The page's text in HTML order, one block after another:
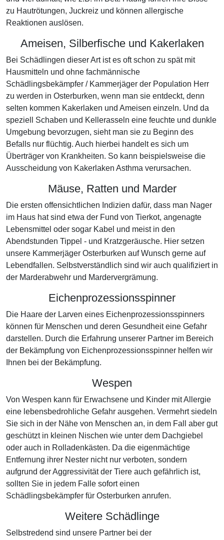
zu Hautrötungen, Juckreiz und können allergische
Reaktionen auslösen.
Ameisen, Silberfische und Kakerlaken
Bei Schädlingen dieser Art ist es oft schon zu spät mit
Hausmitteln und ohne fachmännische
Schädlingsbekämpfer / Kammerjäger der Population Herr
zu werden in Osterburken, wenn man sie entdeckt, denn
selten kommen Kakerlaken und Ameisen einzeln. Und da
speziell Schaben und Kellerasseln eine feuchte und dunkle
Umgebung bevorzugen, sieht man sie zu Beginn des
Befalls nur flüchtig. Auch hierbei handelt es sich um
Überträger von Krankheiten. So kann beispielsweise die
Ausscheidung von Kakerlaken Asthma verursachen.
Mäuse, Ratten und Marder
Die ersten offensichtlichen Indizien dafür, dass man Nager
im Haus hat sind etwa der Fund von Tierkot, angenagte
Lebensmittel oder sogar Kabel und meist in den
Abendstunden Tippel - und Kratzgeräusche. Hier setzen
unsere Kammerjäger Osterburken auf Wunsch gerne auf
Lebendfallen. Selbstverständlich sind wir auch qualifiziert in
der Marderabwehr und Mardervergrämung.
Eichenprozessionsspinner
Die Haare der Larven eines Eichenprozessionsspinners
können für Menschen und deren Gesundheit eine Gefahr
darstellen. Durch die Erfahrung unserer Partner im Bereich
der Bekämpfung von Eichenprozessionsspinner helfen wir
Ihnen bei der Bekämpfung.
Wespen
Von Wespen kann für Erwachsene und Kinder mit Allergie
eine lebensbedrohliche Gefahr ausgehen. Vermehrt siedeln
Sie sich in der Nähe von Menschen an, in dem Fall aber gut
geschützt in kleinen Nischen wie unter dem Dachgiebel
oder auch in Rolladenkästen. Da die eigenmächtige
Entfernung ihrer Nester nicht nur verboten, sondern
aufgrund der Aggressivität der Tiere auch gefährlich ist,
sollten Sie in jedem Falle sofort einen
Schädlingsbekämpfer für Osterburken anrufen.
Weitere Schädlinge
Selbstredend sind unsere Partner bei der